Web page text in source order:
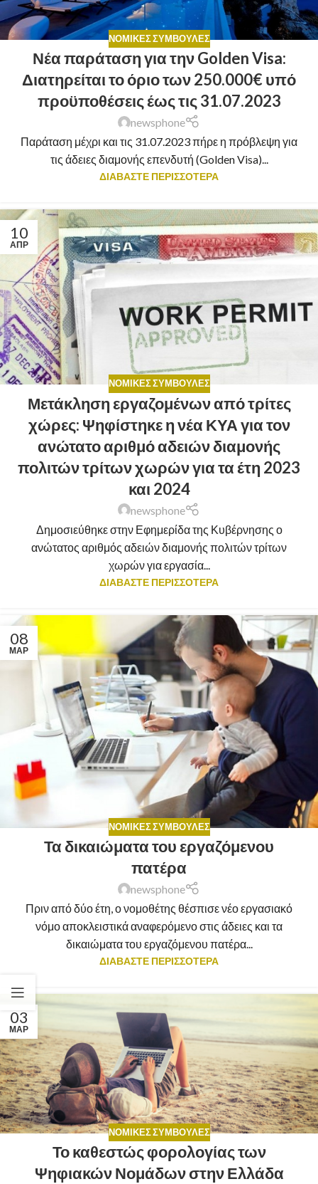
ΝΟΜΙΚΈΣ ΣΥΜΒΟΥΛΈΣ
Νέα παράταση για την Golden Visa:
Διατηρείται το όριο των 250.000€ υπό
προϋποθέσεις έως τις 31.07.2023
newsphone
Παράταση μέχρι και τις 31.07.2023 πήρε η πρόβλεψη για
τις άδειες διαμονής επενδυτή (Golden Visa)...
ΔΙΑΒΑΣΤΕ ΠΕΡΙΣΣΟΤΕΡΑ
10
ΑΠΡ
ΝΟΜΙΚΈΣ ΣΥΜΒΟΥΛΈΣ
Μετάκληση εργαζομένων από τρίτες
χώρες: Ψηφίστηκε η νέα ΚΥΑ για τον
ανώτατο αριθμό αδειών διαμονής
πολιτών τρίτων χωρών για τα έτη 2023
και 2024
newsphone
Δημοσιεύθηκε στην Εφημερίδα της Κυβέρνησης ο
ανώτατος αριθμός αδειών διαμονής πολιτών τρίτων
χωρών για εργασία...
ΔΙΑΒΑΣΤΕ ΠΕΡΙΣΣΟΤΕΡΑ
08
ΜΑΡ
ΝΟΜΙΚΈΣ ΣΥΜΒΟΥΛΈΣ
Τα δικαιώματα του εργαζόμενου
πατέρα
newsphone
Πριν από δύο έτη, ο νομοθέτης θέσπισε νέο εργασιακό
νόμο αποκλειστικά αναφερόμενο στις άδειες και τα
δικαιώματα του εργαζόμενου πατέρα...
ΔΙΑΒΑΣΤΕ ΠΕΡΙΣΣΟΤΕΡΑ
03
ΜΑΡ
ΝΟΜΙΚΈΣ ΣΥΜΒΟΥΛΈΣ
Το καθεστώς φορολογίας των
Ψηφιακών Νομάδων στην Ελλάδα